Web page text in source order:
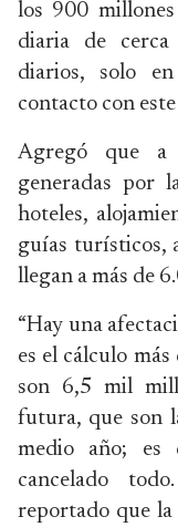
los 900
diaria de
diarios, solo
contacto con
Agregó que a
generadas por
hoteles,
guías turísticos,
llegan a más de
“Hay una
es el cálculo
son 6,5 mil
futura, que son
medio año; es
cancelado
reportado que la